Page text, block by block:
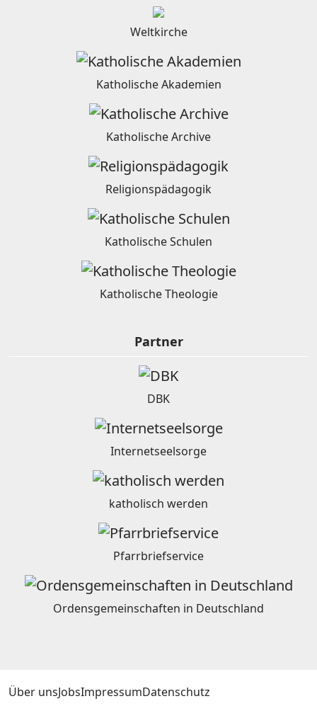
Weltkirche
Katholische Akademien
Katholische Archive
Religionspädagogik
Katholische Schulen
Katholische Theologie
Partner
DBK
Internetseelsorge
katholisch werden
Pfarrbriefservice
Ordensgemeinschaften in Deutschland
Über unsJobsImpressumDatenschutz